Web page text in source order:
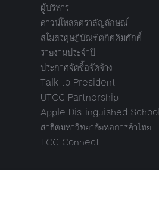
ผู้บริหาร
ดาวน์โหลดตราสัญลักษณ์
สโมสรดุษฎีบัณฑิตกิตติมศักดิ์
รายงานประจำปี
ประกาศจัดซื้อจัดจ้าง
Talk to President
UTCC Partnership
Apple Distinguished School
สาธิตมหาวิทยาลัยหอการค้าไทย
TCC Connect